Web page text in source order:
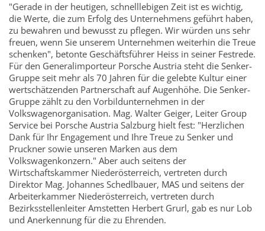
"Gerade in der heutigen, schnelllebigen Zeit ist es wichtig,
die Werte, die zum Erfolg des Unternehmens geführt haben,
zu bewahren und bewusst zu pflegen. Wir würden uns sehr
freuen, wenn Sie unserem Unternehmen weiterhin die Treue
schenken", betonte Geschäftsführer Heiss in seiner Festrede.
Für den Generalimporteur Porsche Austria steht die Senker-
Gruppe seit mehr als 70 Jahren für die gelebte Kultur einer
wertschätzenden Partnerschaft auf Augenhöhe. Die Senker-
Gruppe zählt zu den Vorbildunternehmen in der
Volkswagenorganisation. Mag. Walter Geiger, Leiter Group
Service bei Porsche Austria Salzburg hielt fest: "Herzlichen
Dank für Ihr Engagement und Ihre Treue zu Senker und
Pruckner sowie unseren Marken aus dem
Volkswagenkonzern." Aber auch seitens der
Wirtschaftskammer Niederösterreich, vertreten durch
Direktor Mag. Johannes Schedlbauer, MAS und seitens der
Arbeiterkammer Niederösterreich, vertreten durch
Bezirksstellenleiter Amstetten Herbert Grurl, gab es nur Lob
und Anerkennung für die zu Ehrenden.